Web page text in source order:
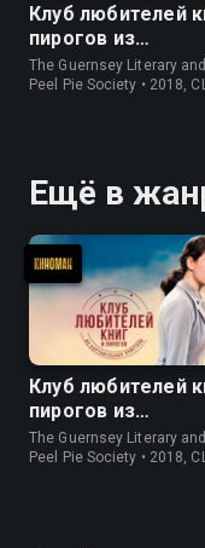
Клуб любителей
пирогов из
картофельных
очистков
The Guernsey Literary
Peel Pie Society • 2018,
Ещё в
Клуб любителей
пирогов из
картофельных
очистков
The Guernsey Literary
Peel Pie Society • 2018,